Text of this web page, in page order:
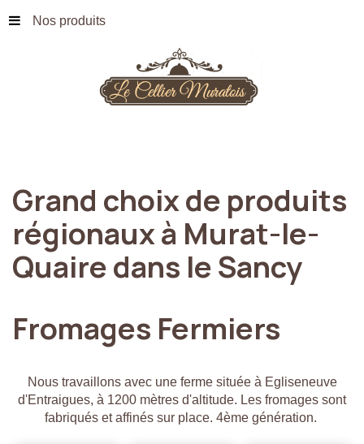
Nos produits
Grand choixde produits
régionauxà Murat-le-
Quairedans leSancy
Fromages Fermiers
Nous travaillons avec une ferme située à Egliseneuve
d'Entraigues, à 1200 mètres d'altitude. Les fromages sont
fabriqués et affinés sur place. 4ème génération.